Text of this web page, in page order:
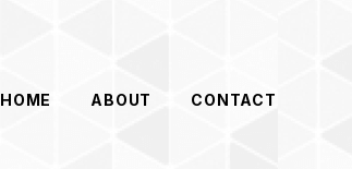
HOME ABOUT CONTACT